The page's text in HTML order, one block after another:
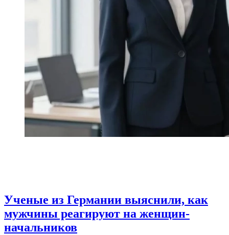
Ученые из Германии выяснили, как
мужчины реагируют на женщин-
начальников